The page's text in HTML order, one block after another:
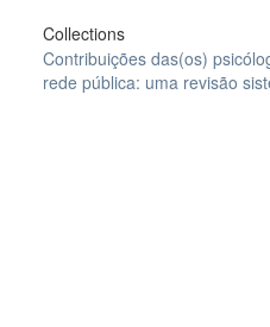
Collections
Contribuições das(os)
rede pública: uma revisão